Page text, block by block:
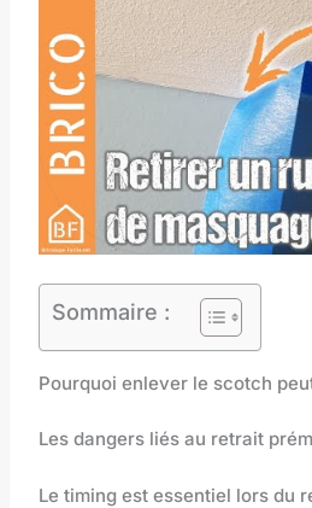
Sommaire :
Pourquoi enlever le scotch
Les dangers liés au retrait
Le timing est essentiel lors du